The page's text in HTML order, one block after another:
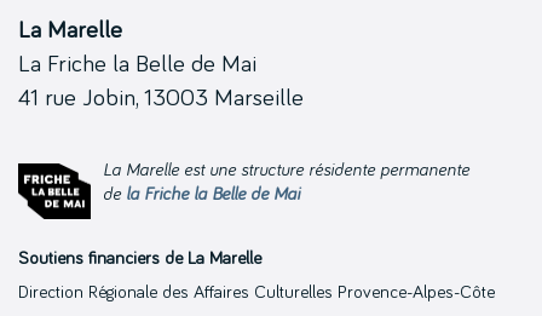
La Marelle
La Friche la Belle de Mai
41 rue Jobin, 13003 Marseille
La Marelle est une structure résidente permanente
de la Friche la Belle de Mai
Soutiens financiers de La Marelle
Direction Régionale des Affaires Culturelles Provence-Alpes-Côte